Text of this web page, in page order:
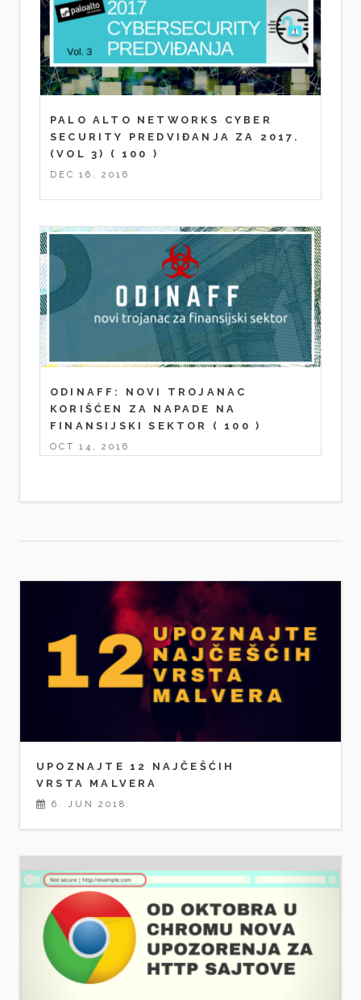
PALO ALTO NETWORKS CYBER
SECURITY PREDVIĐANJA ZA 2017.
(VOL 3)
( 100 )
DEC 16, 2016
ODINAFF: NOVI TROJANAC
KORIŠĆEN ZA NAPADE NA
FINANSIJSKI SEKTOR
( 100 )
OCT 14, 2016
UPOZNAJTE 12 NAJČEŠĆIH
VRSTA MALVERA
6. JUN 2018.